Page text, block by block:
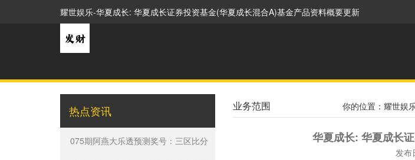
耀世娱乐-华夏成长: 华夏成长证券投资基金(华夏成长混合A)基金产品资料概要更新
热点资讯
075期阿燕大乐透预测奖号：三区比分
业务范围 你的位置： 耀世娱
华夏成长: 华夏成长
发